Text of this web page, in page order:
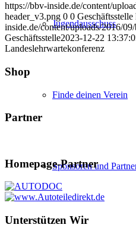
Jugendausschuss
Finde deinen Verein
Sponsoren und
https://bbv-inside.de/content/
header_v3.png 0 0 Geschäftsstelle
inside.de/content/uploads/2016/
Geschäftsstelle2023-12-22
Landeslehrwartekonferenz
Shop
Partner
Homepage-Partner
Unterstützen Wir